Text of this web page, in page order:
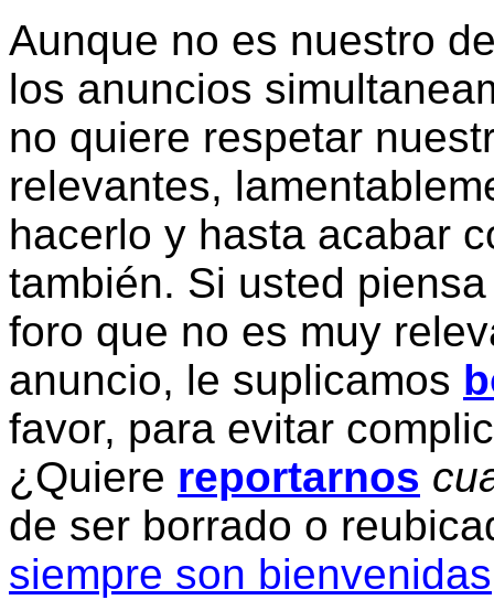
Aunque no es nuestro
los anuncios
no quiere respetar
relevantes,
hacerlo y hasta acabar
también. Si usted
foro que no es muy
anuncio, le suplicamos
favor, para evitar
¿Quiere reportarnos
de ser borrado o
siempre son bienvenidas